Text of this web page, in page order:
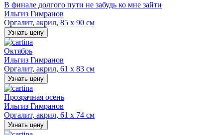
В финале долгого пути не забудь ко мне зайти
Ильгиз Гимранов
Оргалит, акрил, 85 х 90 см
Узнать цену
Октябрь
Ильгиз Гимранов
Оргалит, акрил, 61 х 83 см
Узнать цену
Прозрачная осень
Ильгиз Гимранов
Оргалит, акрил, 61 х 74 см
Узнать цену